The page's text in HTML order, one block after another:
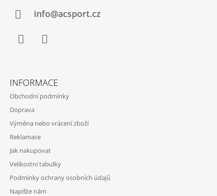
info@acsport.cz
INFORMACE
Obchodní podmínky
Doprava
Výměna nebo vrácení zboží
Reklamace
Jak nakupovat
Velikostní tabulky
Podmínky ochrany osobních údajů
Napište nám